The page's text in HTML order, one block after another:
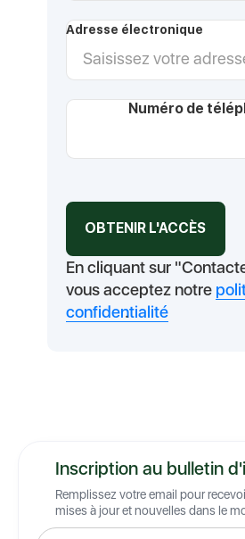
Adresse électronique
Numéro de
En cliquant sur
vous acceptez notre
confidentialité
.
Inscription au bulletin
Remplissez votre email pour
mises à jour et nouvelles dans le